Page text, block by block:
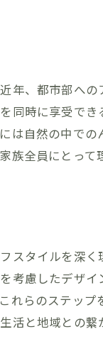
和を目指して
年、都市部へ
同時に享受で
は自然の中で
族全員にとっ
スタイルを深
考慮したデザ
れらのステッ
活と地域との